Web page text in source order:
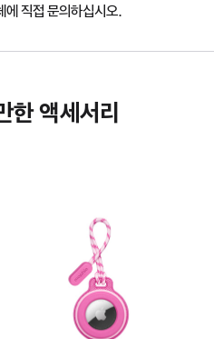
에 직접 문의하십시오.
한 액세서리